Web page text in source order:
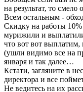
на результат, то
Всем остальным -
Скидку на работы
мурижили и
что вот вот
(ушли видимо все на
января и так далее…
Кстати, загляните в
директора и все
Не ведитесь на их